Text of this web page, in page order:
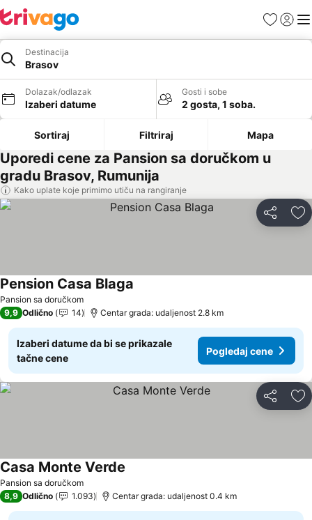
FavoritiPrijavi
Destinacija
Brasov
Dolazak/odlazak
Izaberi datume
Gosti i sobe
2 gosta, 1 soba.
Sortiraj Filtriraj Mapa
Uporedi cene za Pansion sa doručkom u
gradu Brasov, Rumunija
Kako uplate koje primimo utiču na rangiranje
Deli
Pansion sa doručkom
Pension Casa Blaga
9,9 Odlično 14 Centar grada: udaljenost 2.8 km
Izaberi datume da bi se prikazale
tačne cene
Pogledaj cene
Deli
Pansion sa doručkom
Casa Monte Verde
8,9 Odlično 1.093 Centar grada: udaljenost 0.4 km